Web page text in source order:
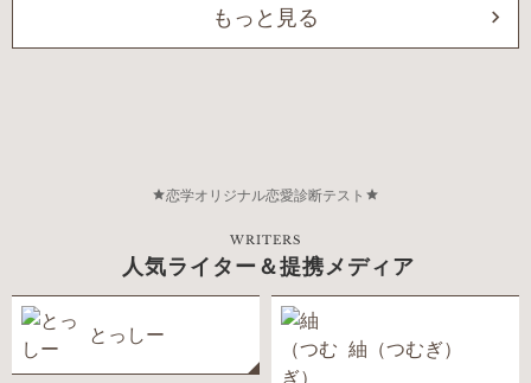
もっと見る
恋学オリジナル恋愛診断テスト
WRITERS
人気ライター＆提携メディア
とっしー
紬（つむぎ）